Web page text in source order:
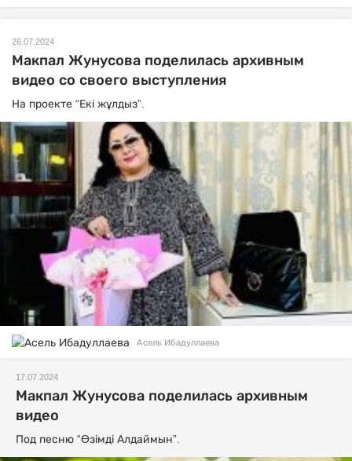
26.07.2024
Макпал Жунусова поделилась архивным
видео со своего выступления
На проекте “Екі жұлдыз”.
Асель Ибадуллаева
17.07.2024
Макпал Жунусова поделилась архивным
видео
Под песню “Өзімді Алдаймын”.